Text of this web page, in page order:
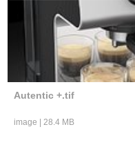
Autentic +.tif
image 28.4 MB